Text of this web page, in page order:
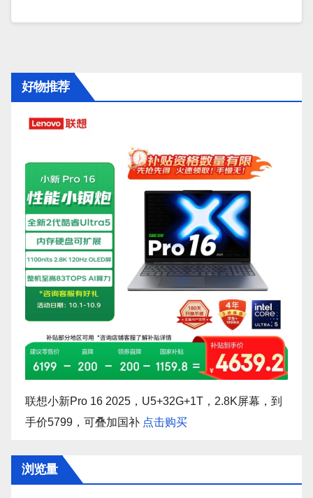
好物推荐
联想小新Pro 16 2025，U5+32G+1T，2.8K屏幕，到
手价5799，可叠加国补 点击购买
浏览量